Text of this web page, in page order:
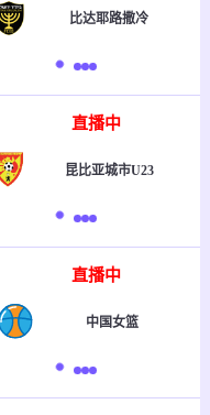
比达耶路撒冷
直播中
昆比亚城市U23
直播中
中国女篮